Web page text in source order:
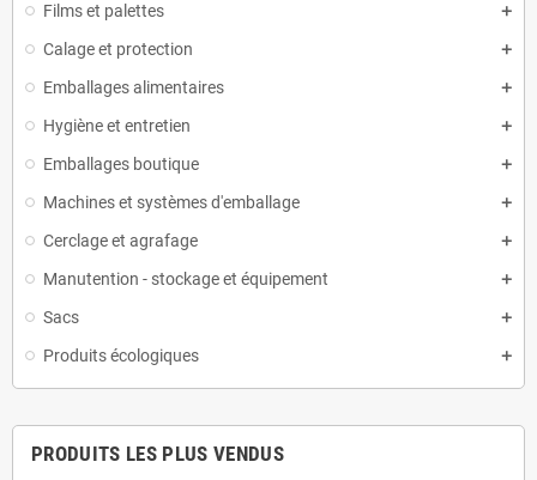
Films et palettes
Calage et protection
Emballages alimentaires
Hygiène et entretien
Emballages boutique
Machines et systèmes d'emballage
Cerclage et agrafage
Manutention - stockage et équipement
Sacs
Produits écologiques
PRODUITS LES PLUS VENDUS